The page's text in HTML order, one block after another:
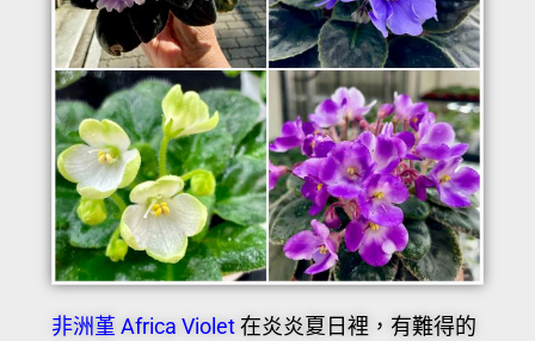
非洲堇 Africa Violet 在炎炎夏日裡，有難得的